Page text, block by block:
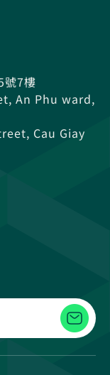
號7樓
An Phu ward,
Cau Giay